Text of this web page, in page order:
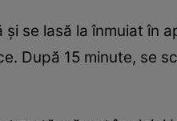
şi se lasă la înmuiat în
După 15 minute, se